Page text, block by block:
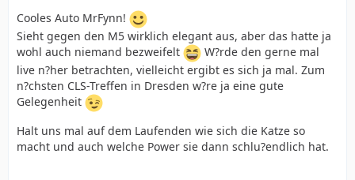
Cooles Auto MrFynn!
Sieht gegen den M5 wirklich elegant aus, aber das hatte ja
wohl auch niemand bezweifelt
W?rde den gerne mal
live n?her betrachten, vielleicht ergibt es sich ja mal. Zum
n?chsten CLS-Treffen in Dresden w?re ja eine gute
Gelegenheit
Halt uns mal auf dem Laufenden wie sich die Katze so
macht und auch welche Power sie dann schlu?endlich hat.